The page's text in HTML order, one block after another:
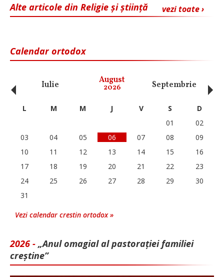
vezi toate ›
Alte articole din Religie și știință
Calendar ortodox
Iulie August
2026 Septembrie
‹ L M M J V S
D
01
02
03
04 05 06 07 08
09
10
11 12 13 14 15
16
17
18 19 20 21 22
23
24
25 26 27 28 29
30
31
Vezi calendar crestin ortodox »
2026 - „Anul omagial al pastorației familiei
creștine”